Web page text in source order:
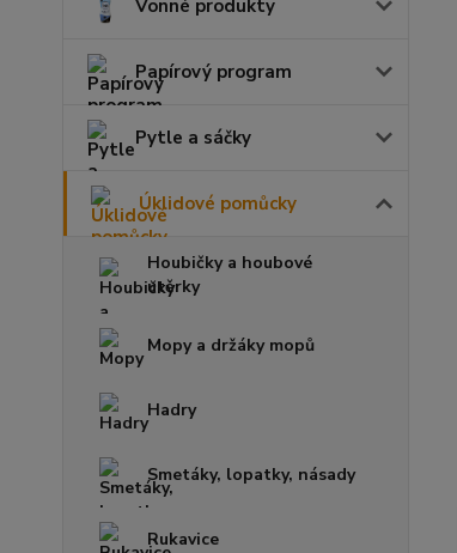
Vonné produkty
Papírový program
Pytle a sáčky
Úklidové pomůcky
Houbičky a houbové
utěrky
Mopy a držáky mopů
Hadry
Smetáky, lopatky, násady
Rukavice